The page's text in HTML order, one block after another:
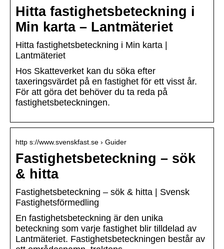
Hitta fastighetsbeteckning i
Min karta – Lantmäteriet
Hitta fastighetsbeteckning i Min karta |
Lantmäteriet
Hos Skatteverket kan du söka efter
taxeringsvärdet på en fastighet för ett visst år.
För att göra det behöver du ta reda på
fastighetsbeteckningen.
http s://www.svenskfast.se › Guider
Fastighetsbeteckning – sök
& hitta
Fastighetsbeteckning – sök & hitta | Svensk
Fastighetsförmedling
En fastighetsbeteckning är den unika
beteckning som varje fastighet blir tilldelad av
Lantmäteriet. Fastighetsbeteckningen består av